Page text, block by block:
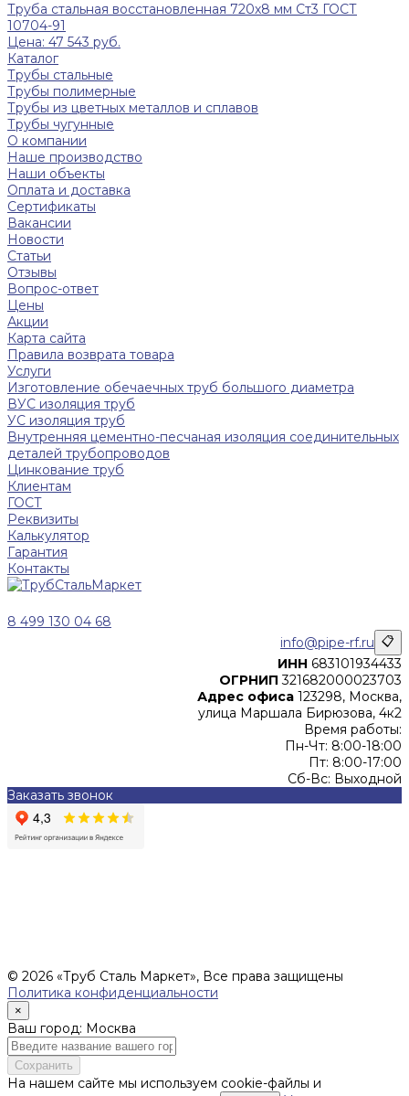
Труба стальная восстановленная 720х8 мм Ст3 ГОСТ
10704-91
Цена: 47 543 руб.
Каталог
Трубы стальные
Трубы полимерные
Трубы из цветных металлов и сплавов
Трубы чугунные
О компании
Наше производство
Наши объекты
Оплата и доставка
Сертификаты
Вакансии
Новости
Статьи
Отзывы
Вопрос-ответ
Цены
Акции
Карта сайта
Правила возврата товара
Услуги
Изготовление обечаечных труб большого диаметра
ВУС изоляция труб
УС изоляция труб
Внутренняя цементно-песчаная изоляция соединительных
деталей трубопроводов
Цинкование труб
Клиентам
ГОСТ
Реквизиты
Калькулятор
Гарантия
Контакты
8 499 130 04 68
info@pipe-rf.ru 📋
ИНН 683101934433
ОГРНИП 321682000023703
Адрес офиса 123298, Москва,
улица Маршала Бирюзова, 4к2
Время работы:
Пн-Чт: 8:00-18:00
Пт: 8:00-17:00
Сб-Вс: Выходной
Заказать звонок
© 2026 «Труб Сталь Маркет», Все права защищены
Политика конфиденциальности
×
Ваш город: Москва
Сохранить
На нашем сайте мы используем cookie-файлы и